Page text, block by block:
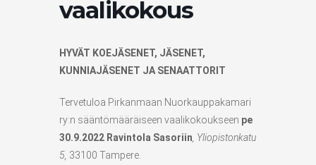
vaalikokous
HYVÄT KOEJÄSENET, JÄSENET,
KUNNIAJÄSENET JA SENAATTORIT
Tervetuloa Pirkanmaan Nuorkauppakamari
ry:n sääntömääräiseen vaalikokoukseen pe
30.9.2022 Ravintola Sasoriin , Yliopistonkatu
5, 33100 Tampere.